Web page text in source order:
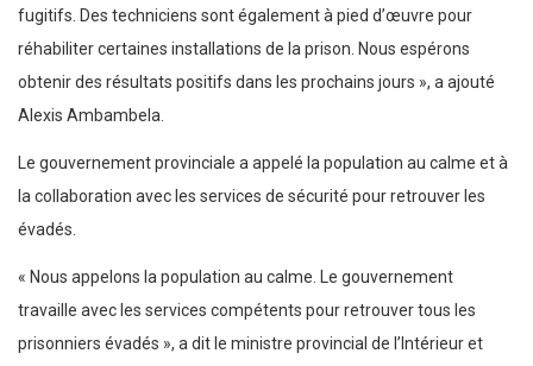
fugitifs. Des techniciens sont également à pied d’œuvre pour
réhabiliter certaines installations de la prison. Nous espérons
obtenir des résultats positifs dans les prochains jours », a ajouté
Alexis Ambambela.
Le gouvernement provinciale a appelé la population au calme et à
la collaboration avec les services de sécurité pour retrouver les
évadés.
« Nous appelons la population au calme. Le gouvernement
travaille avec les services compétents pour retrouver tous les
prisonniers évadés », a dit le ministre provincial de l’Intérieur et